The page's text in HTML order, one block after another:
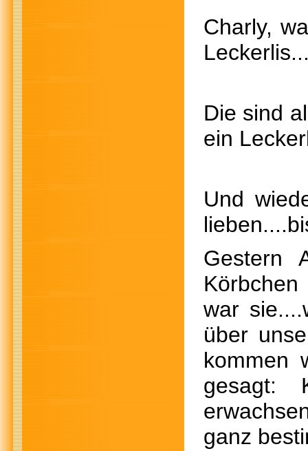
Charly,
Die sind
ein
Und
Gestern
war
über
kommen
gesagt:
ganz